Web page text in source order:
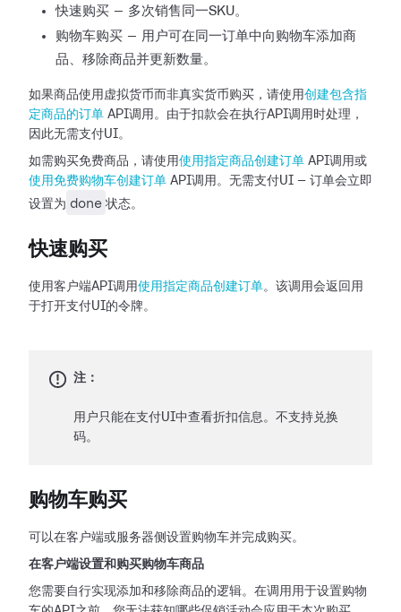
快速购买 — 多次销售同一SKU。
购物车购买 — 用户可在同一订单中向购物车添加商
品、移除商品并更新数量。
如果商品使用虚拟货币而非真实货币购买，请使用创建包含指
定商品的订单 API调用。由于扣款会在执行API调用时处理，
因此无需支付UI。
如需购买免费商品，请使用使用指定商品创建订单 API调用或
使用免费购物车创建订单 API调用。无需支付UI — 订单会立即
设置为 done 状态。
快速购买
使用客户端API调用使用指定商品创建订单。该调用会返回用
于打开支付UI的令牌。
注：
用户只能在支付UI中查看折扣信息。不支持兑换
码。
购物车购买
可以在客户端或服务器侧设置购物车并完成购买。
在客户端设置和购买购物车商品
您需要自行实现添加和移除商品的逻辑。在调用用于设置购物